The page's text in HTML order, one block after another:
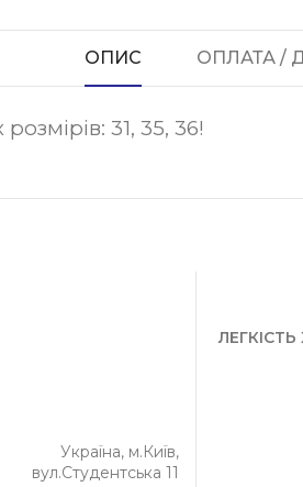
ОПИС ОПЛАТА /
31, 35, 36!
Україна, м.Київ,
вул.Студентська 11